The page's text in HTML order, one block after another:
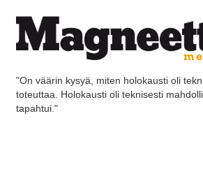
"On väärin kysyä, miten holokausti oli
toteuttaa. Holokausti oli teknisesti
tapahtui."